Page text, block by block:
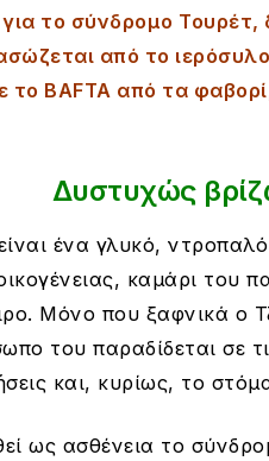
το σύνδρομο Τουρέτ,
από το
το BAFTA από τα
Δυστυχώς
ένα γλυκό,
καμάρι του
Μόνο που ξαφνικά ο
του παραδίδεται σε
και, κυρίως, το
ως ασθένεια το